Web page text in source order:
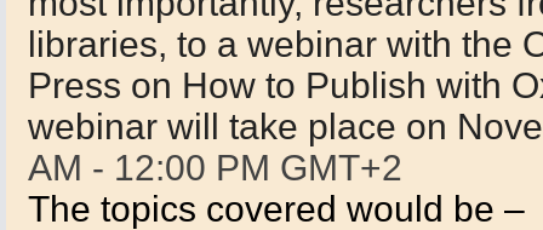
libraries, to a webinar with the
Press on How to Publish with
webinar will take place on
AM - 12:00 PM GMT+2
The topics covered would be –